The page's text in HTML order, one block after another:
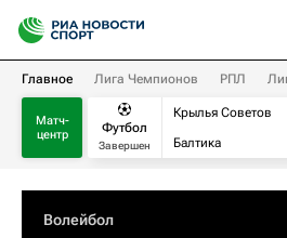
Главное Лига Чемпионов РПЛ
Матч-
центр
Футбол
Завершен
Крылья Советов
Балтика
Волейбол